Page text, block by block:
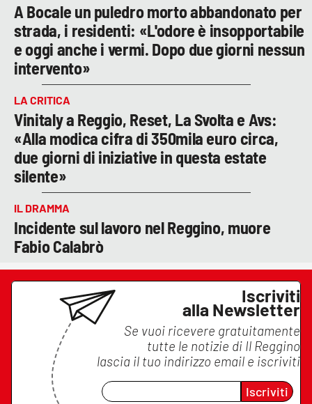
A Bocale un puledro morto abbandonato per
strada, i residenti: «L'odore è insopportabile
e oggi anche i vermi. Dopo due giorni nessun
intervento»
LA CRITICA
Vinitaly a Reggio, Reset, La Svolta e Avs:
«Alla modica cifra di 350mila euro circa,
due giorni di iniziative in questa estate
silente»
IL DRAMMA
Incidente sul lavoro nel Reggino, muore
Fabio Calabrò
Iscriviti
alla Newsletter
Se vuoi ricevere gratuitamente
tutte le notizie di Il Reggino
lascia il tuo indirizzo email e iscriviti
Iscriviti